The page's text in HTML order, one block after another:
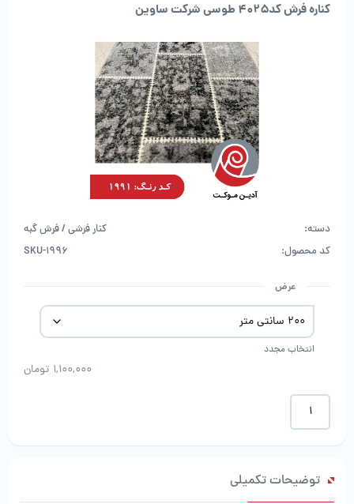
کناره فرش کد۴۰۲۵ طوسی شرکت ساوین
دسته:
کنار فرشی / فرش گبه
کد محصول:
SKU-1996
عرض
انتخاب مجدد
1,100,000 تومان
کناره
فرش
کد۴۰۲۵
ساوین
توضیحات تکمیلی